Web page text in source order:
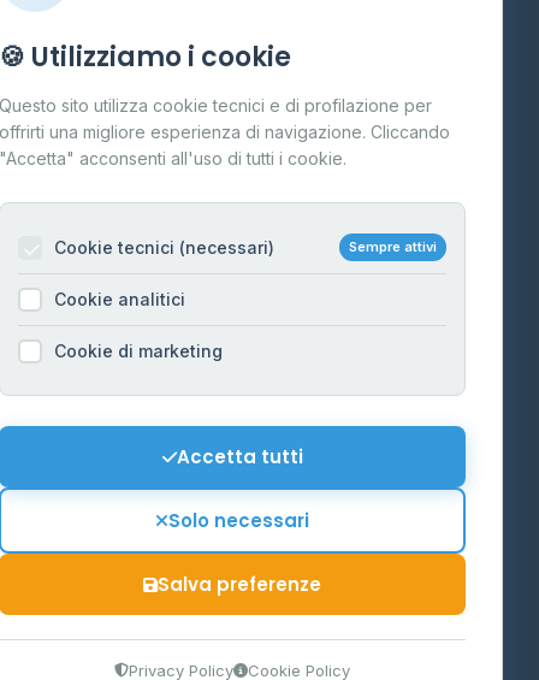
Alto
Contatti
Per gestori
Informazioni legali
Privacy Policy
Cookie Policy
Mappa del sito
Contattaci
🍪 Utilizziamo i cookie
Questo sito utilizza cookie tecnici e di profilazione per
offrirti una migliore esperienza di navigazione. Cliccando
"Accetta" acconsenti all'uso di tutti i cookie.
Cookie tecnici (necessari) Sempre attivi
Cookie analitici
Cookie di marketing
Accetta tutti
Solo necessari
Salva preferenze
Privacy Policy Cookie Policy